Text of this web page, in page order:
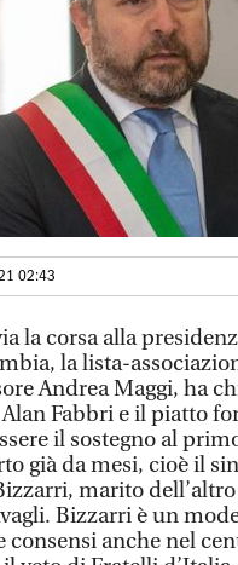
02:43
la corsa alla
la lista-
Andrea Maggi, ha
Fabbri e il piatto
il sostegno al
già da mesi, cioè il
marito dell’altro
Bizzarri è un
consensi anche nel